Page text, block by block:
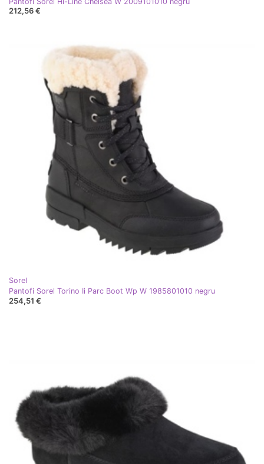
212,56 €
Sorel
Pantofi Sorel Torino Ii Parc Boot Wp W 1985801010 negru
254,51 €